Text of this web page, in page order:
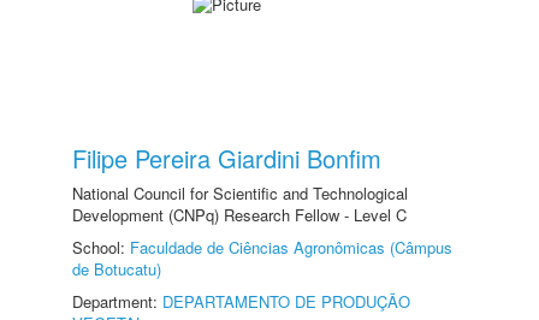
Filipe Pereira Giardini Bonfim
National Council for Scientific and Technological
Development (CNPq) Research Fellow - Level C
School: Faculdade de Ciências Agronômicas (Câmpus
de Botucatu)
Department: DEPARTAMENTO DE PRODUÇÃO